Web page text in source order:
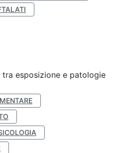
esposizione e patologie